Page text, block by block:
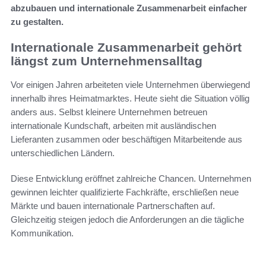
abzubauen und internationale Zusammenarbeit einfacher
zu gestalten.
Internationale Zusammenarbeit gehört
längst zum Unternehmensalltag
Vor einigen Jahren arbeiteten viele Unternehmen überwiegend
innerhalb ihres Heimatmarktes. Heute sieht die Situation völlig
anders aus. Selbst kleinere Unternehmen betreuen
internationale Kundschaft, arbeiten mit ausländischen
Lieferanten zusammen oder beschäftigen Mitarbeitende aus
unterschiedlichen Ländern.
Diese Entwicklung eröffnet zahlreiche Chancen. Unternehmen
gewinnen leichter qualifizierte Fachkräfte, erschließen neue
Märkte und bauen internationale Partnerschaften auf.
Gleichzeitig steigen jedoch die Anforderungen an die tägliche
Kommunikation.